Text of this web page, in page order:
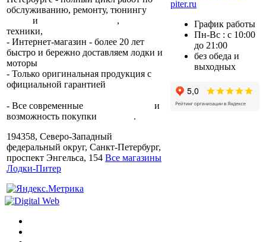
обслуживанию, ремонту, тюнингу
и ,
техники,
- Интернет-магазин - более 20 лет
быстро и бережно доставляем лодки и
моторы
- Только оригинальная продукция с
официальной гарантией
- Все современные
и
возможность покупки
.
194358, Северо-Западный
федеральный округ, Санкт-Петербург,
проспект Энгельса, 154 Все магазины
Лодки-Питер
piter.ru
График работы
Пн-Вс : с 10:00
до 21:00
без обеда и
выходных